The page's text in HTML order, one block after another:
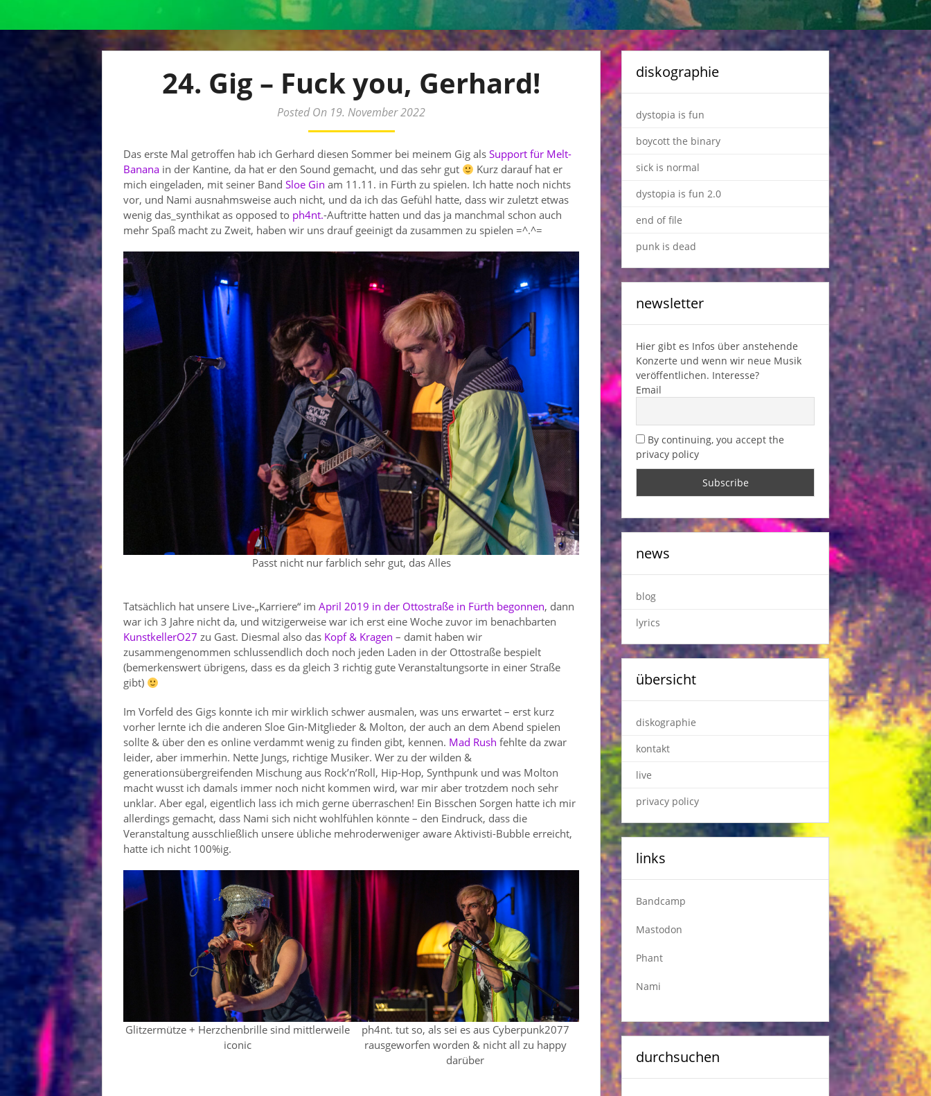
24. Gig – Fuck you, Gerhard!
Posted On 19. November 2022
Das erste Mal getroffen hab ich Gerhard diesen Sommer bei meinem Gig als Support für Melt-
Banana in der Kantine, da hat er den Sound gemacht, und das sehr gut
Kurz darauf hat er
mich eingeladen, mit seiner Band Sloe Gin am 11.11. in Fürth zu spielen. Ich hatte noch nichts
vor, und Nami ausnahmsweise auch nicht, und da ich das Gefühl hatte, dass wir zuletzt etwas
wenig das_synthikat as opposed to ph4nt.-Auftritte hatten und das ja manchmal schon auch
mehr Spaß macht zu Zweit, haben wir uns drauf geeinigt da zusammen zu spielen =^.^=
Passt nicht nur farblich sehr gut, das Alles
Tatsächlich hat unsere Live-„Karriere“ im April 2019 in der Ottostraße in Fürth begonnen, dann
war ich 3 Jahre nicht da, und witzigerweise war ich erst eine Woche zuvor im benachbarten
KunstkellerO27 zu Gast. Diesmal also das Kopf & Kragen – damit haben wir
zusammengenommen schlussendlich doch noch jeden Laden in der Ottostraße bespielt
(bemerkenswert übrigens, dass es da gleich 3 richtig gute Veranstaltungsorte in einer Straße
gibt)
Im Vorfeld des Gigs konnte ich mir wirklich schwer ausmalen, was uns erwartet – erst kurz
vorher lernte ich die anderen Sloe Gin-Mitglieder & Molton, der auch an dem Abend spielen
sollte & über den es online verdammt wenig zu finden gibt, kennen. Mad Rush fehlte da zwar
leider, aber immerhin. Nette Jungs, richtige Musiker. Wer zu der wilden &
generationsübergreifenden Mischung aus Rock’n’Roll, Hip-Hop, Synthpunk und was Molton
macht wusst ich damals immer noch nicht kommen wird, war mir aber trotzdem noch sehr
unklar. Aber egal, eigentlich lass ich mich gerne überraschen! Ein Bisschen Sorgen hatte ich mir
allerdings gemacht, dass Nami sich nicht wohlfühlen könnte – den Eindruck, dass die
Veranstaltung ausschließlich unsere übliche mehroderweniger aware Aktivisti-Bubble erreicht,
hatte ich nicht 100%ig.
Glitzermütze + Herzchenbrille sind mittlerweile
iconic
ph4nt. tut so, als sei es aus Cyberpunk2077
rausgeworfen worden & nicht all zu happy
darüber
diskographie
dystopia is fun
boycott the binary
sick is normal
dystopia is fun 2.0
end of file
punk is dead
newsletter
Hier gibt es Infos über anstehende
Konzerte und wenn wir neue Musik
veröffentlichen. Interesse?
Email
By continuing, you accept the
privacy policy
news
blog
lyrics
übersicht
diskographie
kontakt
live
privacy policy
links
Bandcamp
Mastodon
Phant
Nami
durchsuchen